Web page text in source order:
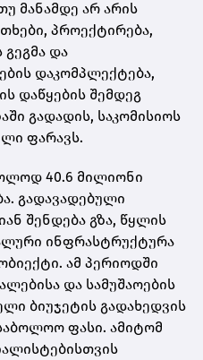
მანამდე არ არის
პროექტირება,
გეგმა და
დაკომპლექტება,
დაწყების შემდეგ
გადადის, საკომისიოს
ფარავს.
40.6 მილიონი
გადავადებული
შენდება გზა, წყლის
ინფრასტრუქტურა
ამ პერიოდში
და სამუშაოების
ბიუჯეტის გადახედვის
ფასი. ამიტომ